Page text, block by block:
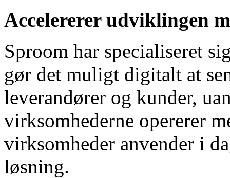
Accelererer udviklingen
Sproom har specialiseret
gør det muligt digitalt at
leverandører og kunder,
virksomhederne opererer
virksomheder anvender i
løsning.